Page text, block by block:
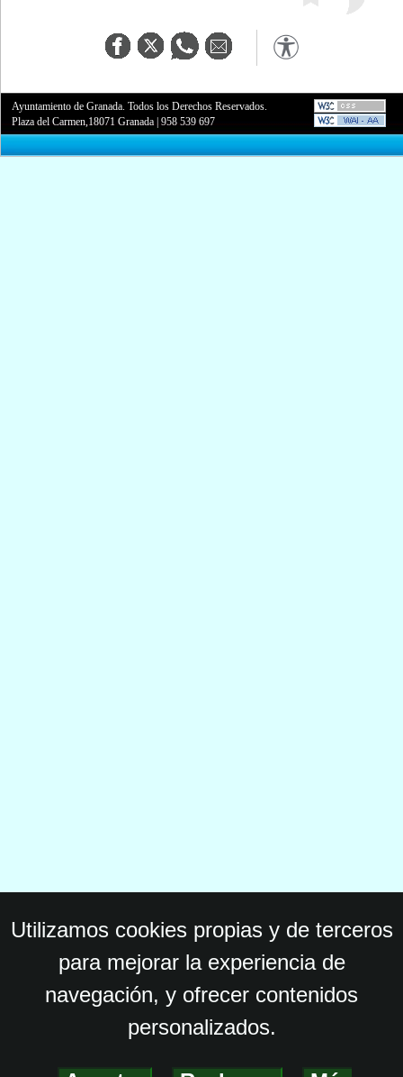
Ayuntamiento de Granada. Todos los Derechos Reservados.
Plaza del Carmen,18071 Granada |958 539 697
Utilizamos cookies propias y de terceros
para mejorar la experiencia de
navegación, y ofrecer contenidos
personalizados.